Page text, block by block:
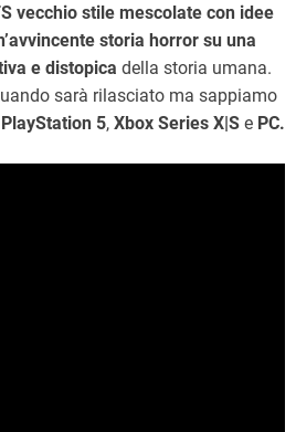
vecchio stile mescolate con idee
storia horror su una
e distopica della storia umana.
sarà rilasciato ma sappiamo
PlayStation 5, Xbox Series X|S e PC.